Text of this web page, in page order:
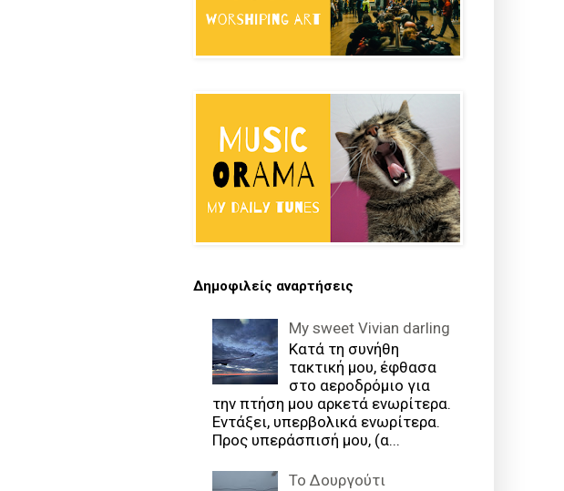
Δημοφιλείς αναρτήσεις
My sweet Vivian darling
Κατά τη συνήθη
τακτική μου, έφθασα
στο αεροδρόμιο για
την πτήση μου αρκετά ενωρίτερα.
Εντάξει, υπερβολικά ενωρίτερα.
Προς υπεράσπισή μου, (α...
Το Δουργούτι